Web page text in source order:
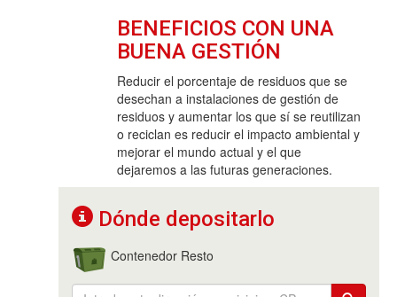
BENEFICIOS CON UNA
BUENA GESTIÓN
Reducir el porcentaje de residuos que se
desechan a instalaciones de gestión de
residuos y aumentar los que sí se reutilizan
o reciclan es reducir el impacto ambiental y
mejorar el mundo actual y el que
dejaremos a las futuras generaciones.
Dónde depositarlo
Contenedor Resto